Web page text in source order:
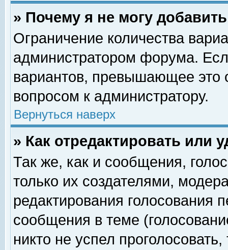
» Почему я не могу
Ограничение количества
администратором форума.
вариантов, превышающее это
вопросом к администратору.
Вернуться наверх
» Как отредактировать или
Так же, как и сообщения,
только их создателями,
редактирования голосования
сообщения в теме
никто не успел